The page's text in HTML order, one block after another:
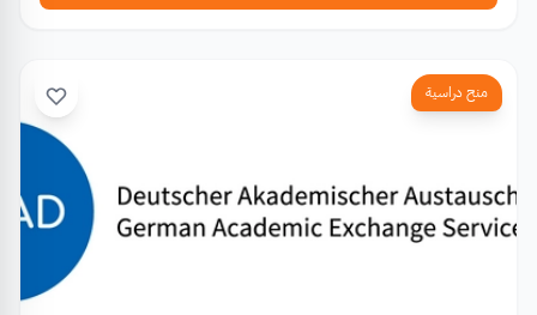
منح دراسية